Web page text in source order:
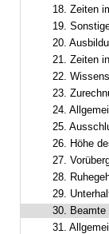
18. Zeiten im
19.
20.
21. Zeiten in
22.
23.
24.
25.
26. Höhe
27.
28.
29.
30. Beamte
31.